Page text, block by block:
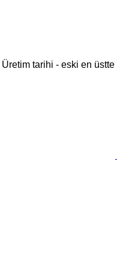
Üretim tarihi - eski en üstte